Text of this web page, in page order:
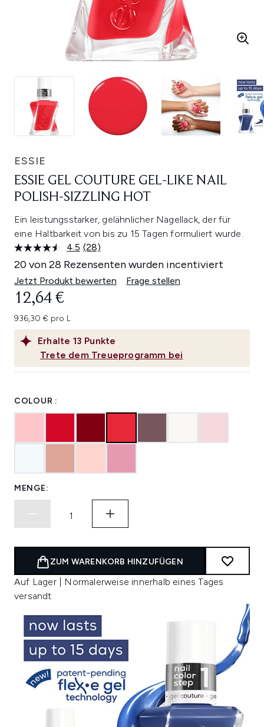
ESSIE
ESSIE GEL COUTURE GEL-LIKE NAIL
POLISH-SIZZLING HOT
Ein leistungsstarker, gelähnlicher Nagellack, der für
eine Haltbarkeit von bis zu 15 Tagen formuliert wurde.
4.5 28
Bewertungen
lesen.
Link
(28)
20 von 28 Rezensenten wurden incentiviert
Jetzt Produkt bewerten Frage stellen
Erhalte 13 Punkte
Trete dem Treueprogramm bei
12,64 €
936,30 € pro L
COLOUR :
MENGE:
ZUM WARENKORB HINZUFÜGEN
Auf Lager | Normalerweise innerhalb eines Tages
versandt